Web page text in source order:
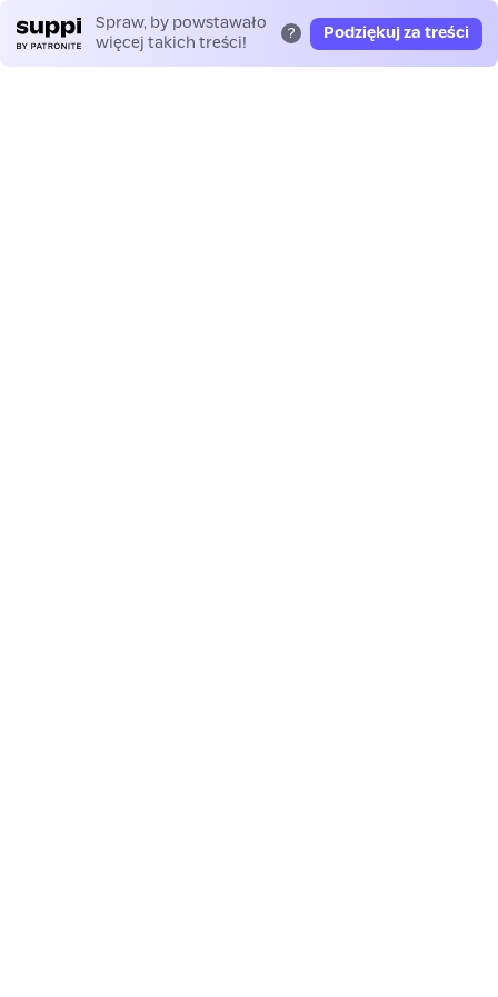
Spraw, by powstawało
więcej takich treści!
? Podziękuj za treści